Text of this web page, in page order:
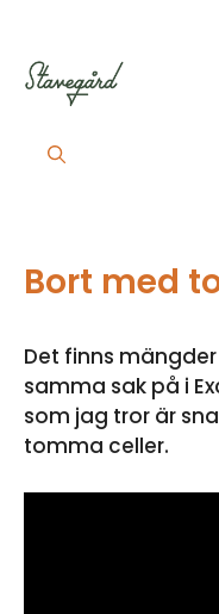
innehåll
Bort med
Det finns
samma sak på i
som jag tror är
tomma celler.